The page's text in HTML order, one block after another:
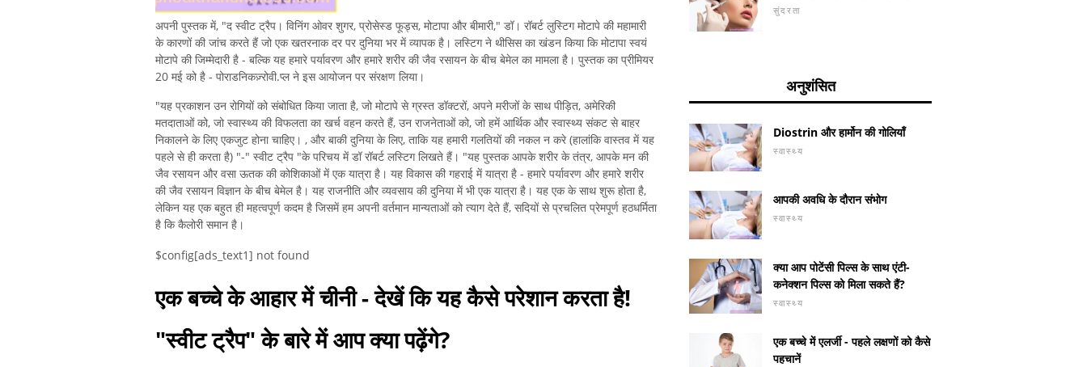
अपनी पुस्तक में, "द स्वीट ट्रैप। विनिंग ओवर शुगर, प्रोसेस्ड फूड्स, मोटापा और बीमारी," डॉ। रॉबर्ट लुस्टिग मोटापे की महामारी
के कारणों की जांच करते हैं जो एक खतरनाक दर पर दुनिया भर में व्यापक है। लस्टिग ने थीसिस का खंडन किया कि मोटापा स्वयं
मोटापे की जिम्मेदारी है - बल्कि यह हमारे पर्यावरण और हमारे शरीर की जैव रसायन के बीच बेमेल का मामला है। पुस्तक का प्रीमियर
20 मई को है - पोराडनिकज़्रोवी.प्ल ने इस आयोजन पर संरक्षण लिया।
"यह प्रकाशन उन रोगियों को संबोधित किया जाता है, जो मोटापे से ग्रस्त डॉक्टरों, अपने मरीजों के साथ पीड़ित, अमेरिकी
मतदाताओं को, जो स्वास्थ्य की विफलता का खर्च वहन करते हैं, उन राजनेताओं को, जो हमें आर्थिक और स्वास्थ्य संकट से बाहर
निकालने के लिए एकजुट होना चाहिए। , और बाकी दुनिया के लिए, ताकि यह हमारी गलतियों की नकल न करे (हालांकि वास्तव में यह
पहले से ही करता है) "-" स्वीट ट्रैप "के परिचय में डॉ रॉबर्ट लस्टिग लिखते हैं। "यह पुस्तक आपके शरीर के तंत्र, आपके मन की
जैव रसायन और वसा ऊतक की कोशिकाओं में एक यात्रा है। यह विकास की गहराई में यात्रा है - हमारे पर्यावरण और हमारे शरीर
की जैव रसायन विज्ञान के बीच बेमेल है। यह राजनीति और व्यवसाय की दुनिया में भी एक यात्रा है। यह एक के साथ शुरू होता है,
लेकिन यह एक बहुत ही महत्वपूर्ण कदम है जिसमें हम अपनी वर्तमान मान्यताओं को त्याग देते हैं, सदियों से प्रचलित प्रेमपूर्ण हठधर्मिता
है कि कैलोरी समान है।
$config[ads_text1] not found
एक बच्चे के आहार में चीनी - देखें कि यह कैसे परेशान करता है!
"स्वीट ट्रैप" के बारे में आप क्या पढ़ेंगे?
सुंदरता
अनुशंसित
Diostrin और हार्मोन की गोलियाँ
स्वास्थ्य
आपकी अवधि के दौरान संभोग
स्वास्थ्य
क्या आप पोटेंसी पिल्स के साथ एंटी-
कनेक्शन पिल्स को मिला सकते हैं?
स्वास्थ्य
एक बच्चे में एलर्जी - पहले लक्षणों को कैसे
पहचानें